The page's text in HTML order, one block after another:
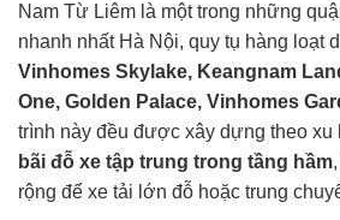
Nam Từ Liêm là một trong những
nhanh nhất Hà Nội, quy tụ hàng loạt
Vinhomes Skylake, Keangnam
One, Golden Palace, Vinhomes
trình này đều được xây dựng theo
bãi đỗ xe tập trung trong tầng hầm
rộng để xe tải lớn đỗ hoặc trung